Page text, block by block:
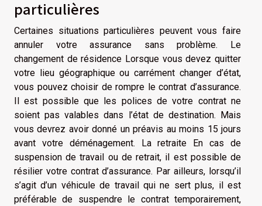
particulières
Certaines situations particulières peuvent vous faire
annuler votre assurance sans problème. Le
changement de résidence Lorsque vous devez quitter
votre lieu géographique ou carrément changer d’état,
vous pouvez choisir de rompre le contrat d’assurance.
Il est possible que les polices de votre contrat ne
soient pas valables dans l’état de destination. Mais
vous devrez avoir donné un préavis au moins 15 jours
avant votre déménagement. La retraite En cas de
suspension de travail ou de retrait, il est possible de
résilier votre contrat d’assurance. Par ailleurs, lorsqu’il
s’agit d’un véhicule de travail qui ne sert plus, il est
préférable de suspendre le contrat temporairement,